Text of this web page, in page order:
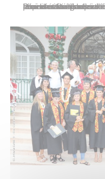
Pour une troisième semaine consécutive, dix nouvelles familles en difficulté du quartier de Tipaerui à Papeete ont été sélectionnées par la direction des affaires sociales et civiles (DASC) de la commune, pour bénéficier de